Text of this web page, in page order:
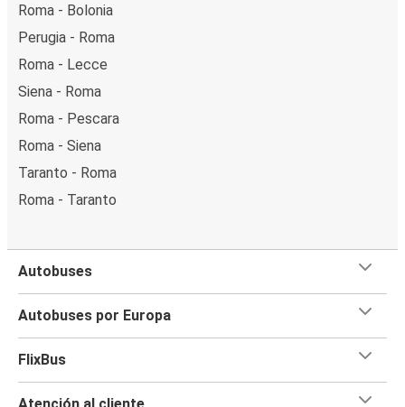
Roma - Bolonia
Perugia - Roma
Roma - Lecce
Siena - Roma
Roma - Pescara
Roma - Siena
Taranto - Roma
Roma - Taranto
Autobuses
Autobuses por Europa
FlixBus
Atención al cliente